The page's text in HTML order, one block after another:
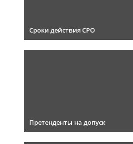
Сроки действия СРО
Претенденты на допуск